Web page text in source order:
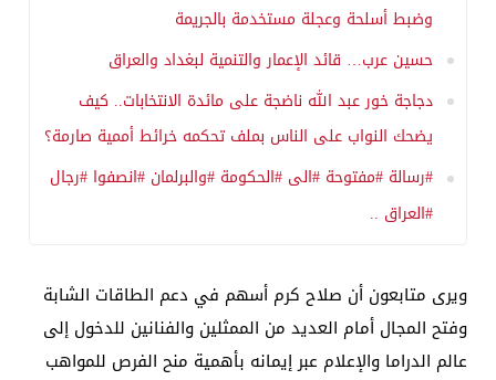
وضبط أسلحة وعجلة مستخدمة بالجريمة
حسين عرب… قائد الإعمار والتنمية لبغداد والعراق
دجاجة خور عبد الله ناضجة على مائدة الانتخابات.. كيف
يضحك النواب على الناس بملف تحكمه خرائط أممية صارمة؟
#رسالة #مفتوحة #الى #الحكومة #والبرلمان #انصفوا #رجال
#العراق ..
ويرى متابعون أن صلاح كرم أسهم في دعم الطاقات الشابة
وفتح المجال أمام العديد من الممثلين والفنانين للدخول إلى
عالم الدراما والإعلام عبر إيمانه بأهمية منح الفرص للمواهب